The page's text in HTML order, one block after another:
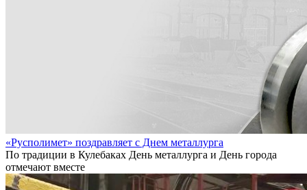
«Русполимет» поздравляет с Днем металлурга
По традиции в Кулебаках День металлурга и День города
отмечают вместе